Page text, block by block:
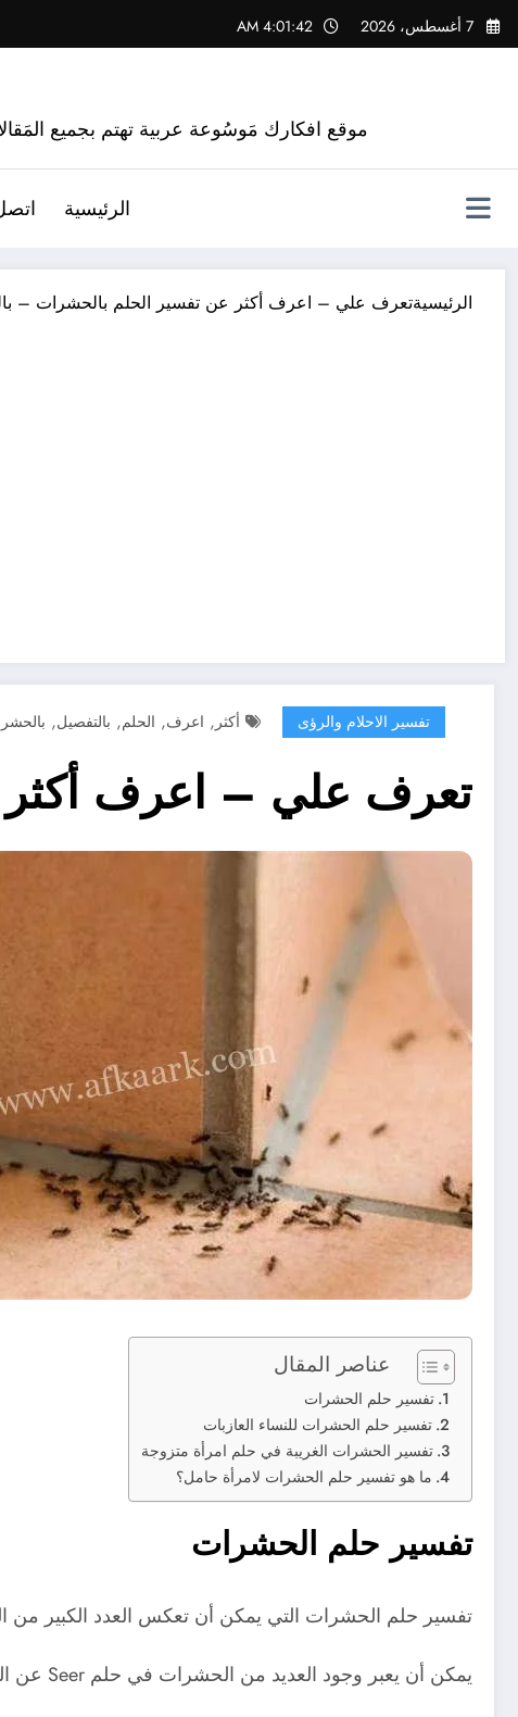
التجاوز
إلى
7 أغسطس، 2026 4:01:43 AM
موقع افكارك مَوسُوعة عربية تهتم بجميع
الرئيسية
الرئيسيةتعرف علي – اعرف أكثر عن تفسير الحلم بالحشرات –
تفسير الاحلام والرؤى أكثر , اعرف, الحلم, بالتفصيل,
تعرف علي – اعرف أكثر
عناصر المقال
تفسير حلم الحشرات
تفسير حلم الحشرات للنساء العازبات
تفسير الحشرات الغريبة في حلم امرأة متزوجة
ما هو تفسير حلم الحشرات لامرأة حامل؟
تفسير حلم الحشرات
تفسير حلم الحشرات التي يمكن أن تعكس العدد الكبير من
يمكن أن يعبر وجود العديد من الحشرات في حلم Seer عن الصعوبات الكبيرة التي يواجهها لاكتساب رزقه ، في حين أن الحشرة تظهر مشكلة بسيطة تختفي قريبًا من الله.